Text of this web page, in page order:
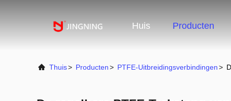
Huis Producten
Thuis> Producten> PTFE-Uitbreidingsverbindingen>